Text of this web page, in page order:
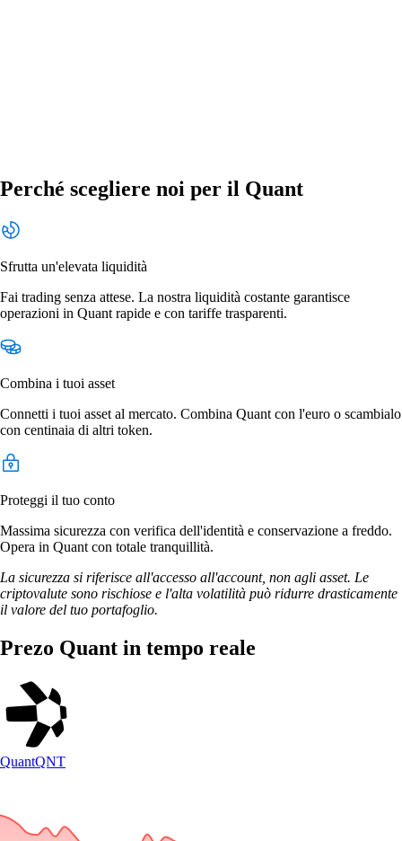
Perché scegliere noi per il Quant
Sfrutta un'elevata liquidità
Fai trading senza attese. La nostra liquidità costante garantisce
operazioni in Quant rapide e con tariffe trasparenti.
Combina i tuoi asset
Connetti i tuoi asset al mercato. Combina Quant con l'euro o scambialo
con centinaia di altri token.
Proteggi il tuo conto
Massima sicurezza con verifica dell'identità e conservazione a freddo.
Opera in Quant con totale tranquillità.
La sicurezza si riferisce all'accesso all'account, non agli asset. Le
criptovalute sono rischiose e l'alta volatilità può ridurre drasticamente
il valore del tuo portafoglio.
Prezo Quant in tempo reale
QuantQNT